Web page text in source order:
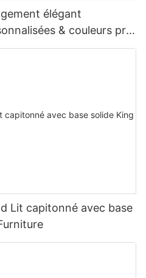
élégant
& couleurs prix
Lit capitonné avec base